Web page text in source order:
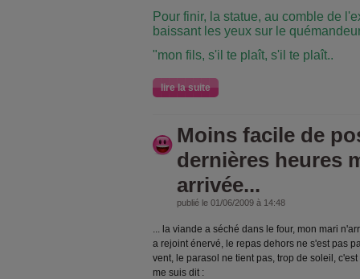
Pour finir, la statue, au comble de
baissant les yeux sur le
"mon fils, s'il te plaît, s'il te plaît..
lire la suite
Moins facile de
dernières heures
arrivée...
publié le 01/06/2009 à 14:48
... la viande a séché dans le four, mon mari
a rejoint énervé, le repas dehors ne s'est pas
vent, le parasol ne tient pas, trop de soleil,
me suis dit :